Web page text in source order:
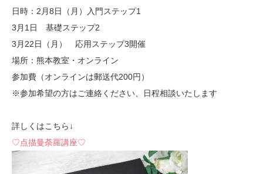
日時：2月8日（月）入門ステップ1
3月1日 基礎ステップ2
3月22日（月） 応用ステップ3開催
場所：熊本教室・オンライン
参加費（オンラインは郵送代200円）
※参加希望の方はご連絡ください、日程相談いたします
詳しくはこちら↓
♡点描曼荼羅講座♡